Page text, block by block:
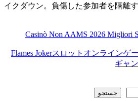
イクダウン。負傷した参加者を隔離
Casinò Non AAMS 2026 Migliori
Flames Jokerスロットオンラインゲ
ギャ
جستجو